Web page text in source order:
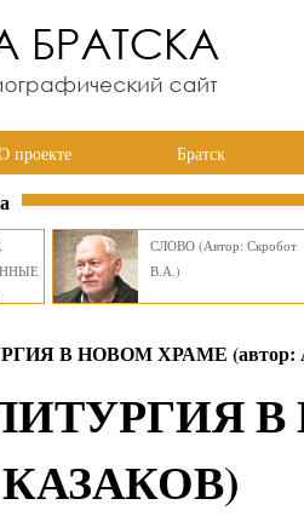
проекте Братск
СЛОВО (Автор: Скробот
В.А.)
В НОВОМ ХРАМЕ (автор:
В
КАЗАКОВ)